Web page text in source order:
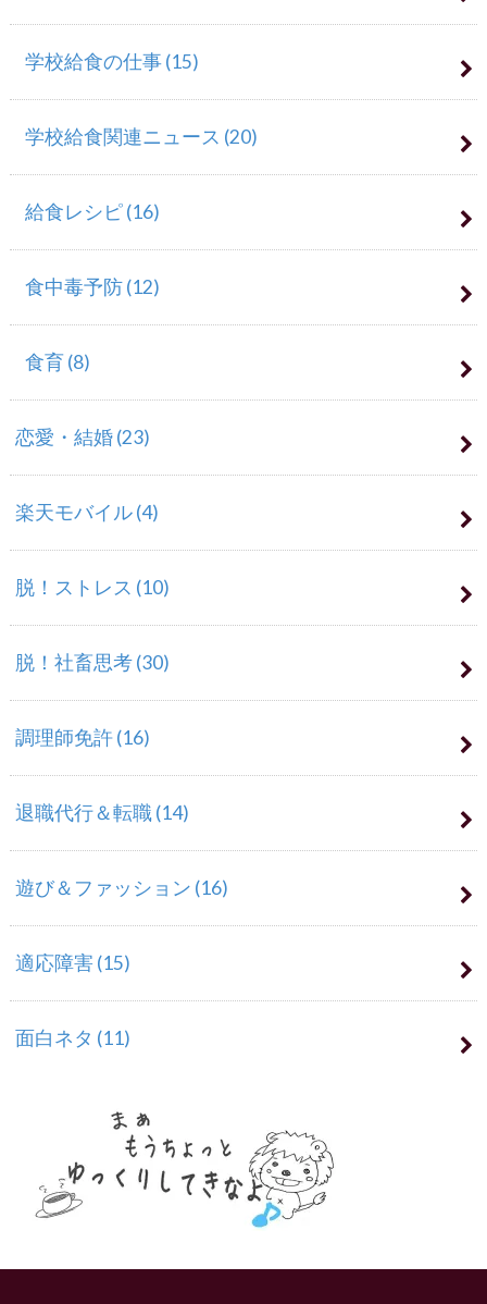
学校給食の仕事(15)
学校給食関連ニュース (20)
給食レシピ(16)
食中毒予防(12)
食育(8)
恋愛・結婚(23)
楽天モバイル(4)
脱！ストレス (10)
脱！社畜思考(30)
調理師免許(16)
退職代行＆転職(14)
遊び＆ファッション (16)
適応障害 (15)
面白ネタ (11)